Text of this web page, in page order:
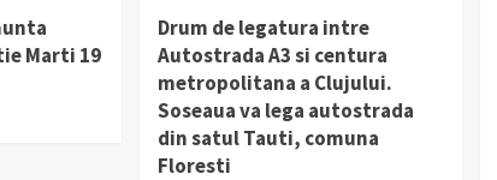
Marti 19
Drum de legatura intre
Autostrada A3 si centura
metropolitana a Clujului.
Soseaua va lega autostrada
din satul Tauti, comuna
Floresti